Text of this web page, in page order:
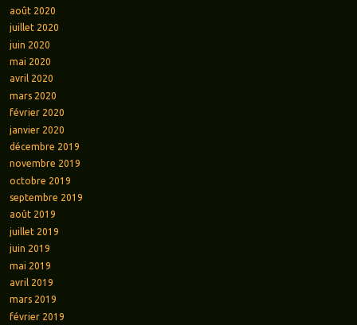
août 2020
juillet 2020
juin 2020
mai 2020
avril 2020
mars 2020
février 2020
janvier 2020
décembre 2019
novembre 2019
octobre 2019
septembre 2019
août 2019
juillet 2019
juin 2019
mai 2019
avril 2019
mars 2019
février 2019